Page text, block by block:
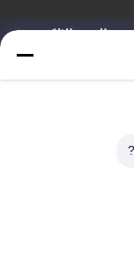
البريد الإلكتروني